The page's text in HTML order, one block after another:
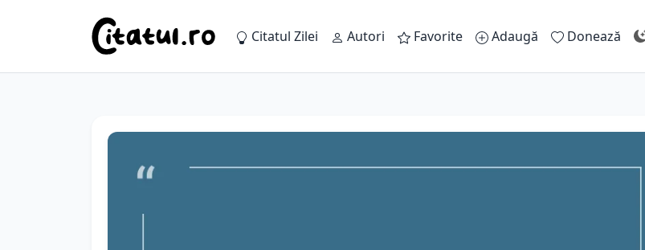
Citatul Zilei Autori Favorite Adaugă Donează